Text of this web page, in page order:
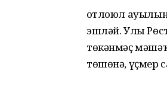
Ҡотлоюл
эшләй. Улы
төкәнмәҫ
төшөнә, үҫмер